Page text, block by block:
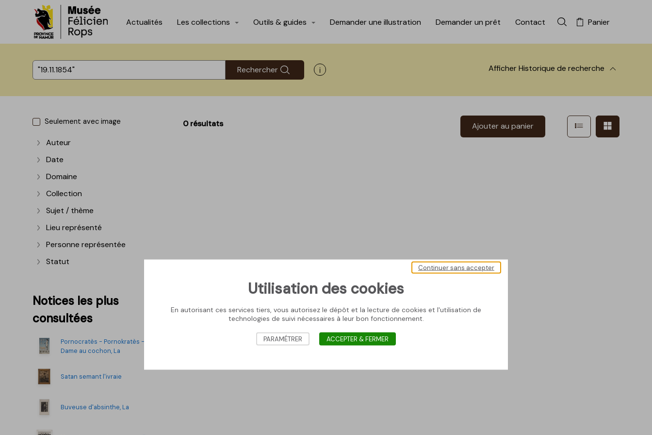
Accèder directement au contenu
Accèder directement au contenu
Actualités Les collections Outils & guides Demander une illustration Demander un prêt Contact Rechercher dans la
Panier
Rechercher Afficher les informations d'aide à la recherche AfficherHistorique de recherche
Seulement avec image
Afficher plus
Auteur
Afficher plus
Date
Afficher plus
Domaine
Afficher plus
Collection
Afficher plus
Sujet / thème
Afficher plus
Lieu représenté
Afficher plus
Personne représentée
Afficher plus
Statut
Notices les plus
consultées
Pornocratès - Pornokratès -
Dame au cochon, La
Satan semant l'ivraie
Buveuse d'absinthe, La
0 résultats Ajouter au panier Afficher en mode
Utilisation des cookies
En autorisant ces services tiers, vous autorisez le dépôt et la lecture de cookies et l'utilisation de
technologies de suivi nécessaires à leur bon fonctionnement.
Continuer sans accepter
PARAMÉTRER ACCEPTER & FERMER